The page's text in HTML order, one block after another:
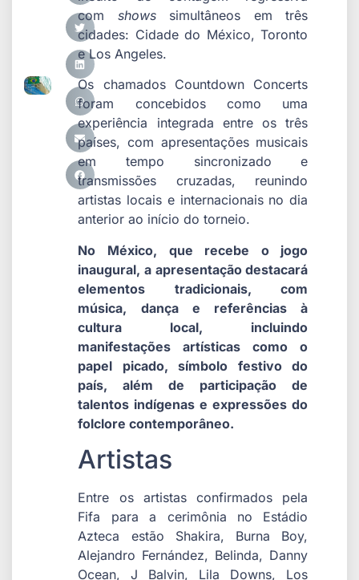
com showssimultâneos em três
cidades: Cidade do México, Toronto
e Los Angeles.
Os chamados Countdown Concerts
foram concebidos como uma
experiência integrada entre os três
países, com apresentações musicais
em tempo sincronizado e
transmissões cruzadas, reunindo
artistas locais e internacionais no dia
anterior ao início do torneio.
No México, que recebe o jogo
inaugural, a apresentação destacará
elementos tradicionais, com
música, dança e referências à
cultura local, incluindo
manifestações artísticas como o
papel picado, símbolo festivo do
país, além de participação de
talentos indígenas e expressões do
folclore contemporâneo.
Artistas
Entre os artistas confirmados pela
Fifa para a cerimônia no Estádio
Azteca estão Shakira, Burna Boy,
Alejandro Fernández, Belinda, Danny
Ocean, J Balvin, Lila Downs, Los